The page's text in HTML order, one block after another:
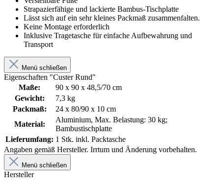
Strapazierfähige und lackierte Bambus-Tischplatte
Lässt sich auf ein sehr kleines Packmaß zusammenfalten.
Keine Montage erforderlich
Inklusive Tragetasche für einfache Aufbewahrung und
Transport
Menü schließen
Eigenschaften "Custer Rund"
Maße:
90 x 90 x 48,5/70 cm
Gewicht:
7,3 kg
Packmaß:
24 x 80/90 x 10 cm
Material:
Aluminium, Max. Belastung: 30 kg;
Bambustischplatte
Lieferumfang: 1 Stk. inkl. Packtasche
Angaben gemäß Hersteller. Irrtum und Änderung vorbehalten.
Menü schließen
Hersteller